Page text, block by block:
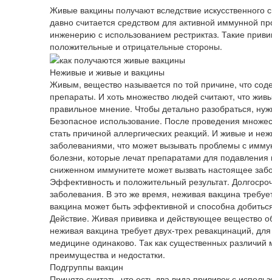
Живые вакцины получают вследствие
давно считается средством для активной иммунной
инженерию с использованием рестриктаз. Такие
положительные и отрицательные стороны.
Неживые и живые и вакцины
Живым, вещество называется по той причине, что
препараты. И хоть множество людей считают, что
правильное мнение. Чтобы детально разобраться,
Безопасное использование. После проведения
стать причиной аллергических реакций. И живые и
заболеваниями, что может вызывать проблемы с
болезни, которые лечат препаратами для
сниженном иммунитете может вызвать настоящее
Эффективность и положительный результат.
заболевания. В это же время, неживая вакцина
вакцина может быть эффективной и способна
Действие. Живая прививка и действующее вещество
неживая вакцина требует двух-трех ревакцинаций,
медицине одинаково. Так как существенных
преимущества и недостатки.
Подгруппы вакцин